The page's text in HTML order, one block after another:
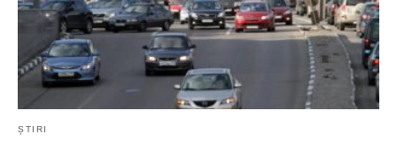
ȘTIRI